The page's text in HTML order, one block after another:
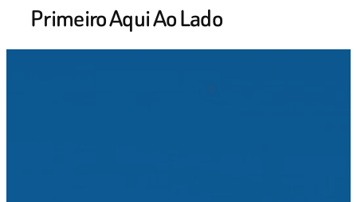
Primeiro Aqui Ao Lado